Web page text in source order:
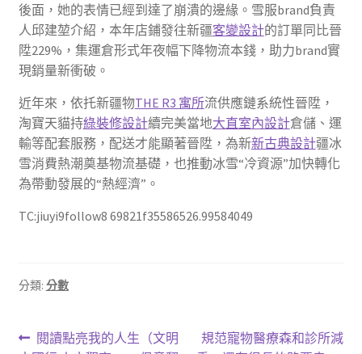
後面，她的表情已經到達了崩潰的邊緣。雪服brand負責
人邱建堃介紹，本年店鋪發往新疆客變設計的訂單同比晉
陞229%，集運倉形式年夜幅下降物流本錢，助力brand實
現銷量新衝破。
近年來，依托新疆物THE R3 寓所流供應鏈系統性晉陞，
淘寶天貓持綠裝修設計續完美當地大直室內設計倉儲、運
輸等配套服務，配送才能顯著晉陞，為新新古典設計疆冰
雪消費熱潮奠基物流基礎，也推動冰雪“冷資源”加快轉化
為帶動發展的“熱經濟”。
TC:jiuyi9follow8 69821f35586526.99584049
分類: 分數
文上
閱讀點亮我的人生（文明
下
規范寵物醫療森和診所減